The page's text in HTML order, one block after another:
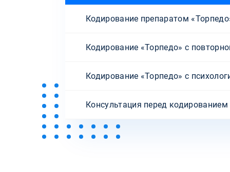
Кодирование препаратом
Кодирование «Торпедо» с
Кодирование «Торпедо» с
Консультация перед кодированием